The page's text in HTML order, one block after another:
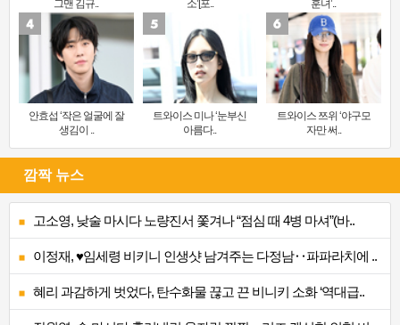
그맨 김규..
소’[포..
훈녀’..
안효섭 ‘작은 얼굴에 잘
생김이 ..
트와이스 미나 ‘눈부신
아름다..
트와이스 쯔위 ‘야구모
자만 써..
깜짝 뉴스
고소영, 낮술 마시다 노량진서 쫓겨나 “점심 때 4병 마셔”(바..
이정재, ♥임세령 비키니 인생샷 남겨주는 다정남‥파파라치에 ..
혜리 과감하게 벗었다, 탄수화물 끊고 끈 비니키 소화 ‘역대급..